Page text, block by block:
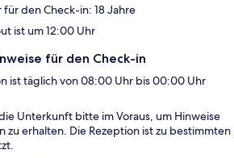
den Check-in: 18 Jahre
ist um 12:00 Uhr
für den Check-in
ist täglich von 08:00 Uhr bis 00:00 Uhr
Unterkunft bitte im Voraus, um Hinweise
zu erhalten. Die Rezeption ist zu bestimmten